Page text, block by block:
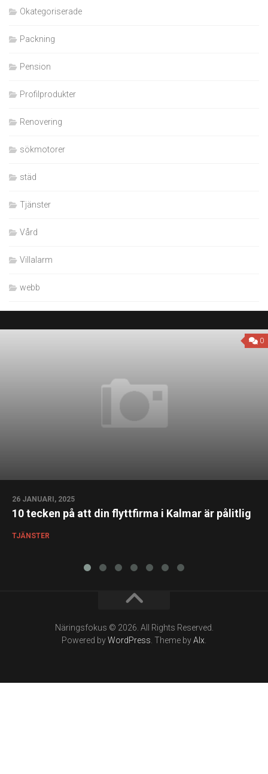
Okategoriserade
Packning
Pension
Profilprodukter
Renovering
sökmotorer
städ
Tjänster
Vård
Villalarm
webb
0
26 JANUARI, 2025
10 tecken på att din flyttfirma i Kalmar är pålitlig
TJÄNSTER
Näringsfokus © 2026. All Rights Reserved.
Powered byWordPress . Theme byAlx